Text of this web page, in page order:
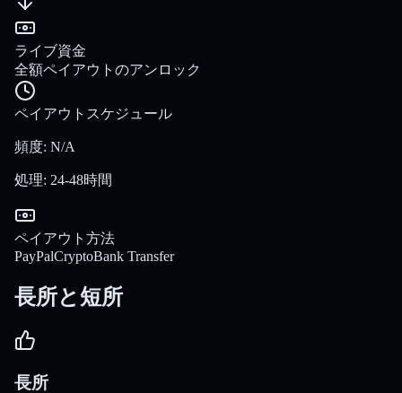
ライブ資金
全額ペイアウトのアンロック
ペイアウトスケジュール
頻度: N/A
処理: 24-48時間
ペイアウト方法
PayPalCryptoBank Transfer
長所と短所
長所